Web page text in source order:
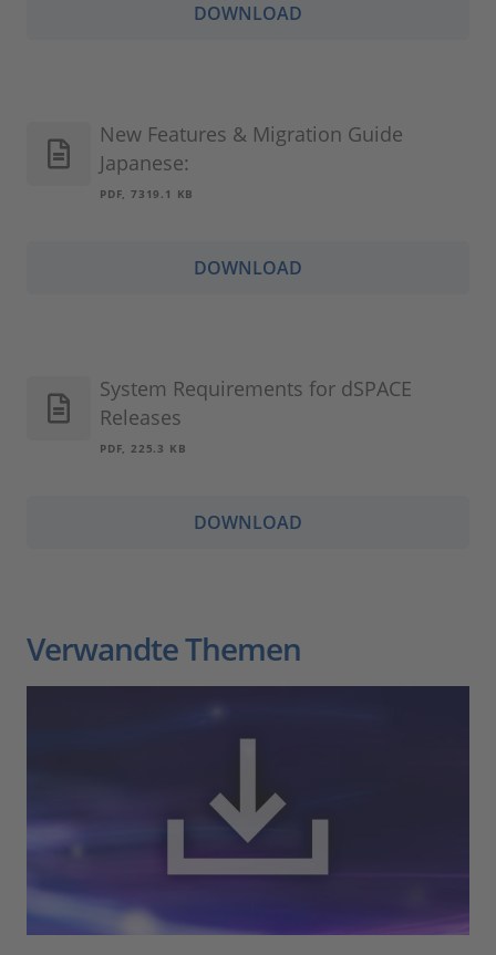
DOWNLOAD
New Features & Migration Guide
Japanese:
PDF, 7319.1 KB
DOWNLOAD
System Requirements for dSPACE
Releases
PDF, 225.3 KB
DOWNLOAD
Verwandte Themen